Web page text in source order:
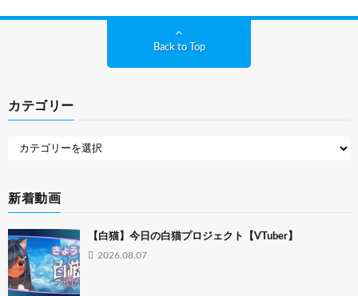
Back to Top
カテゴリー
新着動画
【白猫】今日の白猫プロジェクト【VTuber】
2026.08.07